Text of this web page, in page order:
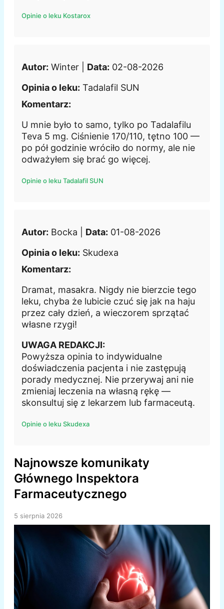
Opinie o leku Kostarox
Autor: Winter | Data: 02-08-2026
Opinia o leku: Tadalafil SUN
Komentarz:
U mnie było to samo, tylko po Tadalafilu
Teva 5 mg. Ciśnienie 170/110, tętno 100 —
po pół godzinie wróciło do normy, ale nie
odważyłem się brać go więcej.
Opinie o leku Tadalafil SUN
Autor: Bocka | Data: 01-08-2026
Opinia o leku: Skudexa
Komentarz:
Dramat, masakra. Nigdy nie bierzcie tego
leku, chyba że lubicie czuć się jak na haju
przez cały dzień, a wieczorem sprzątać
własne rzygi!
UWAGA REDAKCJI:
Powyższa opinia to indywidualne
doświadczenia pacjenta i nie zastępują
porady medycznej. Nie przerywaj ani nie
zmieniaj leczenia na własną rękę —
skonsultuj się z lekarzem lub farmaceutą.
Opinie o leku Skudexa
Najnowsze komunikaty
Głównego Inspektora
Farmaceutycznego
5 sierpnia 2026